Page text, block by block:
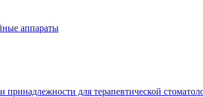
аппараты
принадлежности для терапевтической